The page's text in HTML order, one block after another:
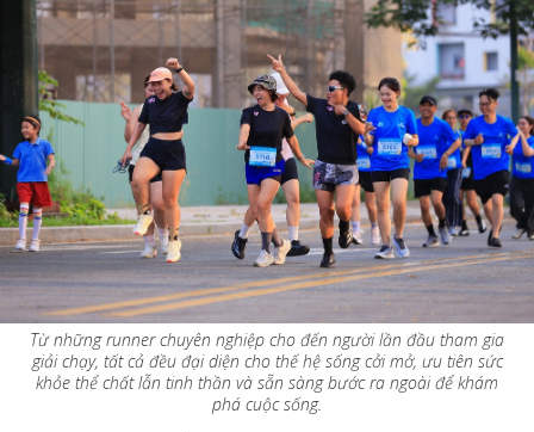
Từ những runner chuyên nghiệp cho đến người lần đầu tham gia
giải chạy, tất cả đều đại diện cho thế hệ sống cởi mở, ưu tiên sức
khỏe thể chất lẫn tinh thần và sẵn sàng bước ra ngoài để khám
phá cuộc sống.